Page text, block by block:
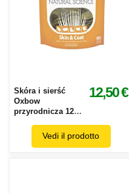
Skóra i sierść
Oxbow
przyrodnicza 120
12,50 €
Vedi il prodotto